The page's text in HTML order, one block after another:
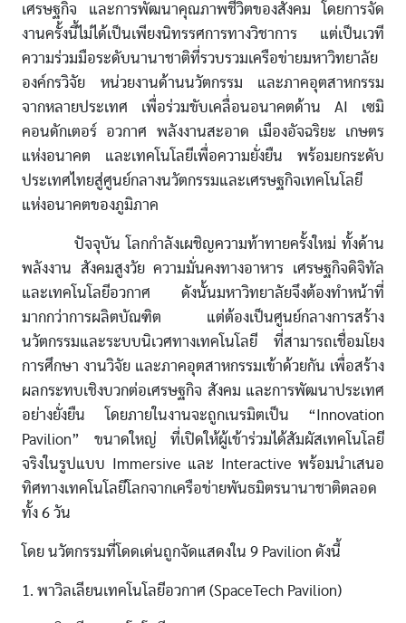
เศรษฐกิจ และการพัฒนาคุณภาพชีวิตของสังคม โดยการจัด
งานครั้งนี้ไม่ได้เป็นเพียงนิทรรศการทางวิชาการ แต่เป็นเวที
ความร่วมมือระดับนานาชาติที่รวบรวมเครือข่ายมหาวิทยาลัย
องค์กรวิจัย หน่วยงานด้านนวัตกรรม และภาคอุตสาหกรรม
จากหลายประเทศ เพื่อร่วมขับเคลื่อนอนาคตด้าน AI เซมิ
คอนดักเตอร์ อวกาศ พลังงานสะอาด เมืองอัจฉริยะ เกษตร
แห่งอนาคต และเทคโนโลยีเพื่อความยั่งยืน พร้อมยกระดับ
ประเทศไทยสู่ศูนย์กลางนวัตกรรมและเศรษฐกิจเทคโนโลยี
แห่งอนาคตของภูมิภาค
ปัจจุบัน โลกกำลังเผชิญความท้าทายครั้งใหม่ ทั้งด้าน
พลังงาน สังคมสูงวัย ความมั่นคงทางอาหาร เศรษฐกิจดิจิทัล
และเทคโนโลยีอวกาศ ดังนั้นมหาวิทยาลัยจึงต้องทำหน้าที่
มากกว่าการผลิตบัณฑิต แต่ต้องเป็นศูนย์กลางการสร้าง
นวัตกรรมและระบบนิเวศทางเทคโนโลยี ที่สามารถเชื่อมโยง
การศึกษา งานวิจัย และภาคอุตสาหกรรมเข้าด้วยกัน เพื่อสร้าง
ผลกระทบเชิงบวกต่อเศรษฐกิจ สังคม และการพัฒนาประเทศ
อย่างยั่งยืน โดยภายในงานจะถูกเนรมิตเป็น “Innovation
Pavilion” ขนาดใหญ่ ที่เปิดให้ผู้เข้าร่วมได้สัมผัสเทคโนโลยี
จริงในรูปแบบ Immersive และ Interactive พร้อมนำเสนอ
ทิศทางเทคโนโลยีโลกจากเครือข่ายพันธมิตรนานาชาติตลอด
ทั้ง 6 วัน
โดย นวัตกรรมที่โดดเด่นถูกจัดแสดงใน 9 Pavilion ดังนี้
1. พาวิลเลียนเทคโนโลยีอวกาศ (SpaceTech Pavilion)